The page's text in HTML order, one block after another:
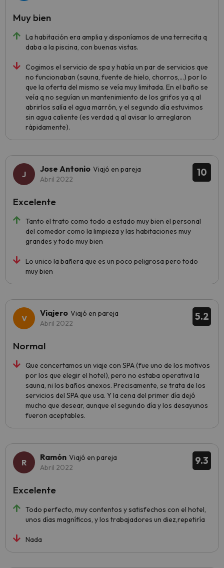
La habitación era amplia y disponíamos de una terrecita q
daba a la piscina, con buenas vistas.
Cogimos el servicio de spa y había un par de servicios que
no funcionaban (sauna, fuente de hielo, chorros,...) por lo
que la oferta del mismo se veía muy limitada. En el baño se
veía q no seguían un mantenimiento de los grifos ya q al
abrirlos salía el agua marrón, y el segundo día estuvimos
sin agua caliente (es verdad q al avisar lo arreglaron
rápidamente).
Muy bien
10
Jose Antonio Viajó en pareja
Abril 2022
Tanto el trato como todo a estado muy bien el personal
del comedor como la limpieza y las habitaciones muy
grandes y todo muy bien
Lo unico la bañera que es un poco peligrosa pero todo
muy bien
Excelente
5.2
Viajero Viajó en pareja
Abril 2022
Que concertamos un viaje con SPA (fue uno de los motivos
por los que elegir el hotel), pero no estaba operativa la
sauna, ni los baños anexos. Precisamente, se trata de los
servicios del SPA que usa. Y la cena del primer día dejó
mucho que desear, aunque el segundo día y los desayunos
fueron aceptables.
Normal
9.3
Ramón Viajó en pareja
Abril 2022
Todo perfecto, muy contentos y satisfechos con el hotel,
unos días magníficos, y los trabajadores un diez,repetiría
Nada
Excelente